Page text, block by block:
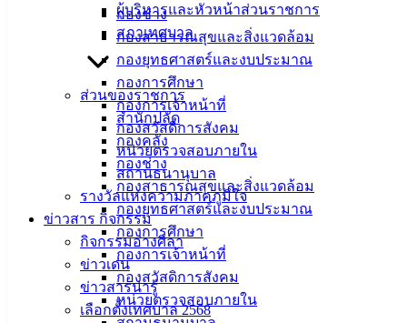
กองช่าง
กองสาธารณสุขและสิ่งแวดล้อม
กองยุทธศาสตร์และงบประมาณ
กองการศึกษา
กองการเจ้าหน้าที่
กองสวัสดิการสังคม
หน่วยตรวจสอบภายใน
สถานธนานุบาล
รางวัลแห่งความภาคภูมิใจ
ข่าวสาร กิจกรรม
กิจกรรมอ่างศิลา
ข่าวเด่น
ข่าวสารน่ารู้
เลือกตั้งเทศบาล 2568
ผู้บริหารและหัวหน้าส่วนราชการ
สภาเทศบาล
ส่วนของราชการ
สำนักปลัด
กองคลัง
กองช่าง
กองสาธารณสุขและสิ่งแวดล้อม
กองยุทธศาสตร์และงบประมาณ
กองการศึกษา
กองการเจ้าหน้าที่
กองสวัสดิการสังคม
หน่วยตรวจสอบภายใน